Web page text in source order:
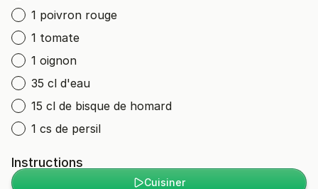
1 poivron rouge
1 tomate
1 oignon
35 cl d'eau
15 cl de bisque de homard
1 cs de persil
Instructions
Cuisiner